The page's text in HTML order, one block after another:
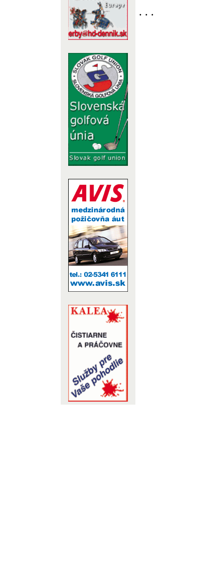
. . .